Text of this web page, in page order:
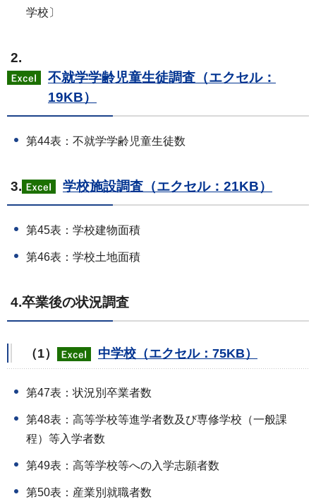
学校〕
2.
不就学学齢児童生徒調査（エクセル：
19KB）
第44表：不就学学齢児童生徒数
3. 学校施設調査（エクセル：21KB）
第45表：学校建物面積
第46表：学校土地面積
4.卒業後の状況調査
（1） 中学校（エクセル：75KB）
第47表：状況別卒業者数
第48表：高等学校等進学者数及び専修学校（一般課
程）等入学者数
第49表：高等学校等への入学志願者数
第50表：産業別就職者数